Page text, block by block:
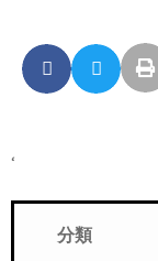
‘
分類